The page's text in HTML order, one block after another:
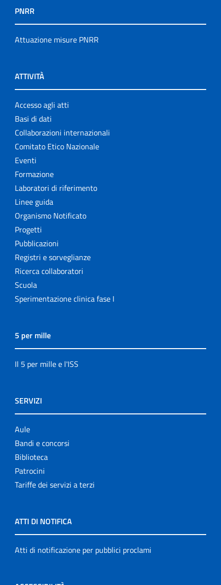
PNRR
Attuazione misure PNRR
ATTIVITÀ
Accesso agli atti
Basi di dati
Collaborazioni internazionali
Comitato Etico Nazionale
Eventi
Formazione
Laboratori di riferimento
Linee guida
Organismo Notificato
Progetti
Pubblicazioni
Registri e sorveglianze
Ricerca collaboratori
Scuola
Sperimentazione clinica fase I
5 per mille
Il 5 per mille e l'ISS
SERVIZI
Aule
Bandi e concorsi
Biblioteca
Patrocini
Tariffe dei servizi a terzi
ATTI DI NOTIFICA
Atti di notificazione per pubblici proclami